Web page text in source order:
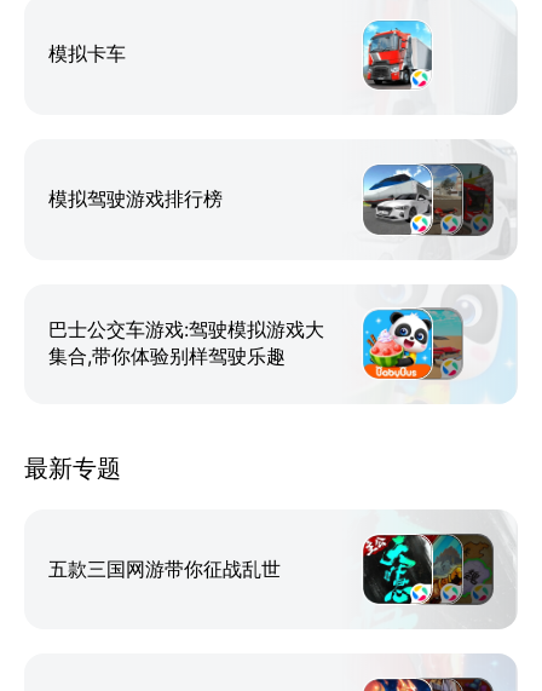
模拟卡车
模拟驾驶游戏排行榜
巴士公交车游戏:驾驶模拟游戏大
集合,带你体验别样驾驶乐趣
最新专题
五款三国网游带你征战乱世